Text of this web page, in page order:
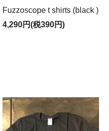
Fuzzoscope t shirts (black )
4,290円(税390円)